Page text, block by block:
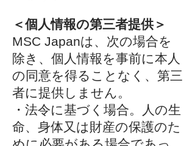
＜個人情報の第三者提供＞
MSC Japanは、次の場合を
除き、個人情報を事前に本人
の同意を得ることなく、第三
者に提供しません。
・法令に基づく場合。人の生
命、身体又は財産の保護のた